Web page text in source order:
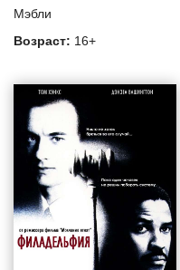
Мэбли
Возраст: 16+